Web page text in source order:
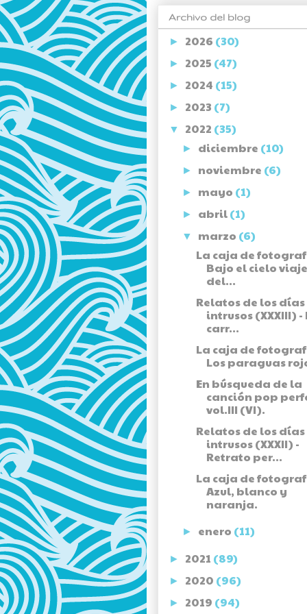
Archivo del blog
► 2026 (30)
► 2025 (47)
► 2024 (15)
► 2023 (7)
▼ 2022 (35)
► diciembre (10)
► noviembre (6)
► mayo (1)
► abril(1)
▼ marzo (6)
La caja de
Bajo el cielo
del...
Relatos de los días
intrusos (XXXIII) -
carr...
La caja de
Los paraguas
En búsqueda de la
canción pop
vol.III (VI).
Relatos de los días
intrusos (XXXII) -
Retrato per...
La caja de
Azul, blanco y
naranja.
► enero (11)
► 2021 (89)
► 2020 (96)
► 2019 (94)